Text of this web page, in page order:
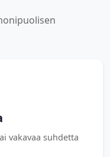
vakavaa suhdetta